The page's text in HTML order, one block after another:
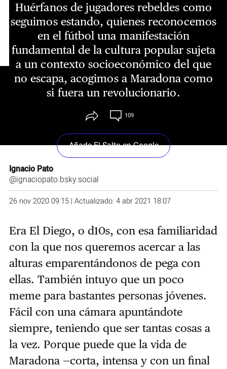
Huérfanos de jugadores rebeldes como
seguimos estando, quienes reconocemos
en el fútbol una manifestación
fundamental de la cultura popular sujeta
a un contexto socioeconómico del que
no escapa, acogimos a Maradona como
si fuera un revolucionario.
109
Añade El Salto en Google
Ignacio Pato
@ignaciopato.bsky.social
26 nov 2020 09:15 | Actualizado: 4 abr 2021 18:07
Era El Diego, o d10s, con esa familiaridad
con la que nos queremos acercar a las
alturas emparentándonos de pega con
ellas. También intuyo que un poco
meme para bastantes personas jóvenes.
Fácil con una cámara apuntándote
siempre, teniendo que ser tantas cosas a
la vez. Porque puede que la vida de
Maradona —corta, intensa y con un final